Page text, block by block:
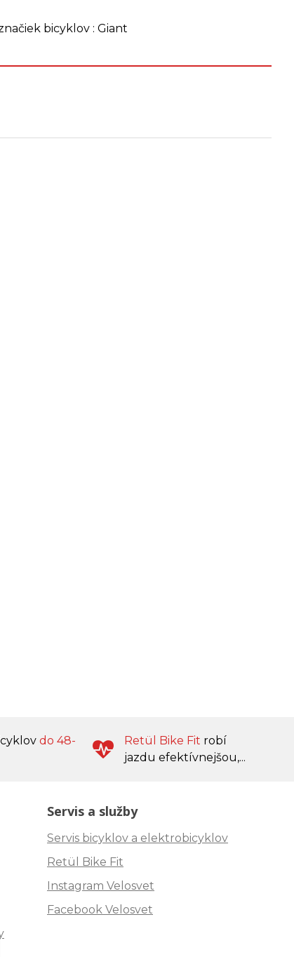
bicyklov : Giant
do 48-
Retül Bike Fit robí
jazdu efektívnejšou,...
Servis a služby
Servis bicyklov a elektrobicyklov
Retül Bike Fit
Instagram Velosvet
Facebook Velosvet